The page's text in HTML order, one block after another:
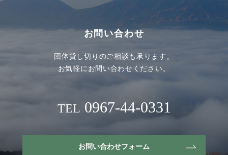
お問い合わせ
団体貸し切りのご相談も承ります。
お気軽にお問い合わせください。
TEL 0967-44-0331
お問い合わせフォーム